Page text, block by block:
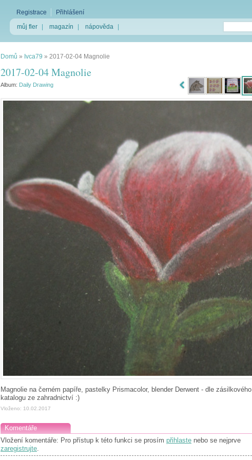
Registrace
Přihlášení
můj fler
magazín nápověda
Domů » Ivca79 » 2017-02-04 Magnolie
2017-02-04 Magnolie
Album: Daily Drawing
Magnolie na černém papíře, pastelky Prismacolor, blender Derwent - dle zásilkového
katalogu ze zahradnictví :)
Vloženo: 10.02.2017
Komentáře
Vložení komentáře: Pro přístup k této funkci se prosím přihlaste nebo se nejprve
zaregistrujte.